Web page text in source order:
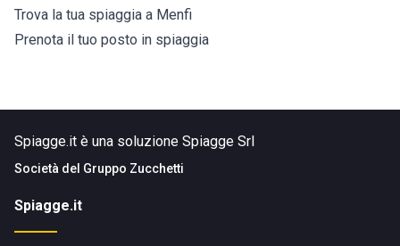
Trova la tua spiaggia a Menfi
Prenota il tuo posto in spiaggia
Spiagge.it è una soluzione Spiagge Srl
Società del Gruppo Zucchetti
Spiagge.it